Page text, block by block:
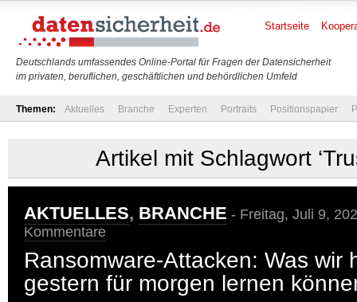
Deutschlands umfassendes Online-Portal für Fragen der Datensicherheit
im privaten, beruflichen, geschäftlichen und behördlichen Umfeld
Startseite
Themen: Aktuelles Branche Experten Portraits Positionspapier
Artikel mit Schlagwort
AKTUELLES, BRANCHE - Freitag, Juli 9,
Kommentare
Ransomware-Attacken: Was wir
gestern für morgen lernen